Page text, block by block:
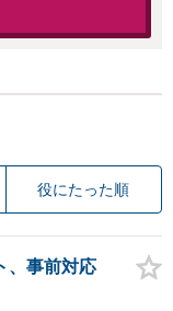
役にたった順
、事前対応